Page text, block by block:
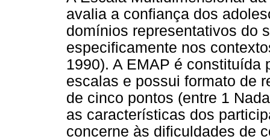
avalia a confiança dos
domínios representativos do
especificamente nos
1990). A EMAP é constituída
escalas e possui formato de
de cinco pontos (entre 1
as características dos
concerne às dificuldades de